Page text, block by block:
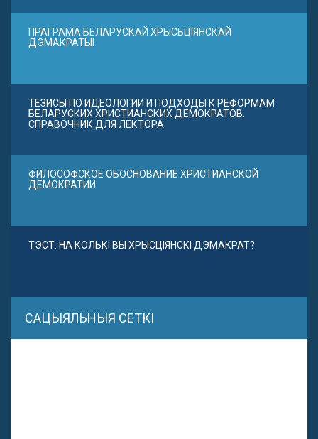
ПРАГРАМА БЕЛАРУСКАЙ ХРЫСЬЦІЯНСКАЙ
ДЭМАКРАТЫІ
ТЕЗИСЫ ПО ИДЕОЛОГИИ И ПОДХОДЫ К РЕФОРМАМ
БЕЛАРУСКИХ ХРИСТИАНСКИХ ДЕМОКРАТОВ.
СПРАВОЧНИК ДЛЯ ЛЕКТОРА
ФИЛОСОФСКОЕ ОБОСНОВАНИЕ ХРИСТИАНСКОЙ
ДЕМОКРАТИИ
ТЭСТ. НА КОЛЬКІ ВЫ ХРЫСЦІЯНСКІ ДЭМАКРАТ?
САЦЫЯЛЬНЫЯ СЕТКІ